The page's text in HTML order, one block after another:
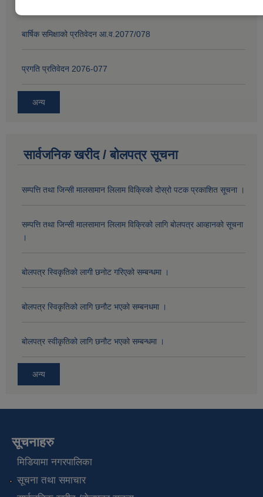
बार्षिक समिक्षाको प्रतिवेदन आ.व.2077/078
प्रगति प्रतिवेदन 2076-077
अन्य
सार्वजनिक खरीद / बोलपत्र सूचना
सम्पत्ति तथा जिन्सी मालसामान लिलाम विक्रिको दोस्रो पटक प्रकाशित सूचना ।
सम्पत्ति तथा जिन्सी मालसामान लिलाम विक्रिको लागि बोलपत्र आव्हानको सूचना
।
बोलपत्र स्विकृतिको लागी छनोट गरिएको सम्बन्धमा ।
बोलपत्र स्विकृतिको लागि छनौट भएको सम्बनधमा ।
बोलपत्र स्वीकृतिको लागि छनौट भएको सम्बन्धमा ।
अन्य
सूचनाहरु
मिडियामा नगरपालिका
सूचना तथा समाचार